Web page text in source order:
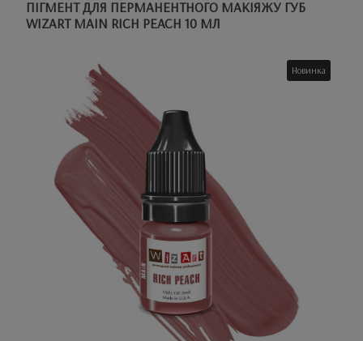
ПІГМЕНТ ДЛЯ ПЕРМАНЕНТНОГО МАКІЯЖУ ГУБ
WIZART MAIN RICH PEACH 10 МЛ
Новинка